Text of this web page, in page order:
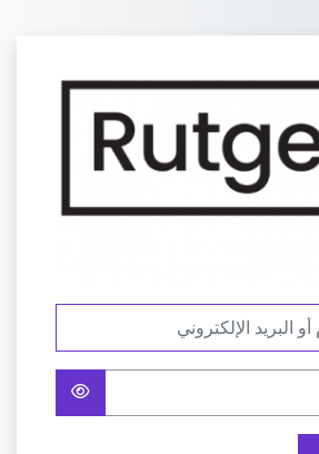
الدخول إلى Rutgers Academy
الإلكتروني